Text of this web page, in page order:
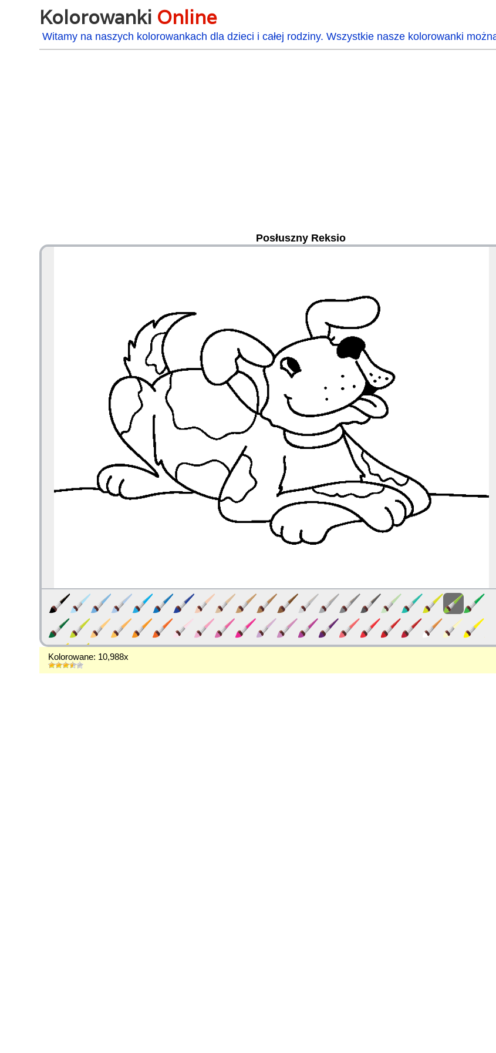
Kolorowanki Online
Witamy na naszych kolorowankach dla dzieci i całej rodziny. Wszystkie nasze kolorowanki
Posłuszny Reksio
Kolorowane: 10,988x